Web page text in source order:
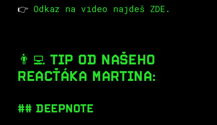
👉 Odkaz na video najdeš ZDE.
👨‍💻 TIP OD NAŠEHO
REACŤÁKA MARTINA:
## DEEPNOTE